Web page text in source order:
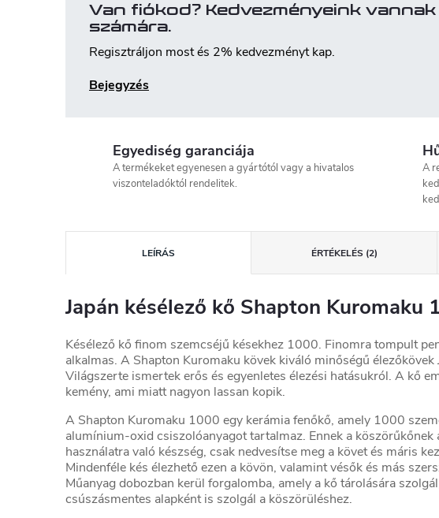
Van fiókod? Kedvezményeink vannak
számára.
Regisztráljon most és 2% kedvezményt kap.
Bejegyzés
Egyediség garanciája
A termékeket egyenesen a gyártótól vagy a hivatalos
viszonteladóktól rendelitek.
A
LEÍRÁS ÉRTÉKELÉS (2)
Japán késélező kő Shapton Kuromaku
Késélező kő finom szemcséjű késekhez 1000. Finomra tompult
alkalmas. A Shapton Kuromaku kövek kiváló minőségű élezőkövek
Világszerte ismertek erős és egyenletes élezési hatásukról. A kő
kemény, ami miatt nagyon lassan kopik.
A Shapton Kuromaku 1000 egy kerámia fenőkő, amely 1000
alumínium-oxid csiszolóanyagot tartalmaz. Ennek a köszörűkőnek
használatra való készség, csak nedvesítse meg a követ és máris
Mindenféle kés élezhető ezen a kövön, valamint vésők és más
Műanyag dobozban kerül forgalomba, amely a kő tárolására
csúszásmentes alapként is szolgál a köszörüléshez.